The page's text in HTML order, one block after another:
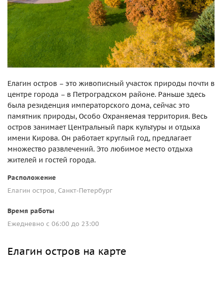
Елагин остров – это живописный участок природы почти в
центре города – в Петроградском районе. Раньше здесь
была резиденция императорского дома, сейчас это
памятник природы, Особо Охраняемая территория. Весь
остров занимает Центральный парк культуры и отдыха
имени Кирова. Он работает круглый год, предлагает
множество развлечений. Это любимое место отдыха
жителей и гостей города.
Расположение
Елагин остров, Санкт-Петербург
Время работы
Ежедневно с 06:00 до 23:00
Елагин остров на карте